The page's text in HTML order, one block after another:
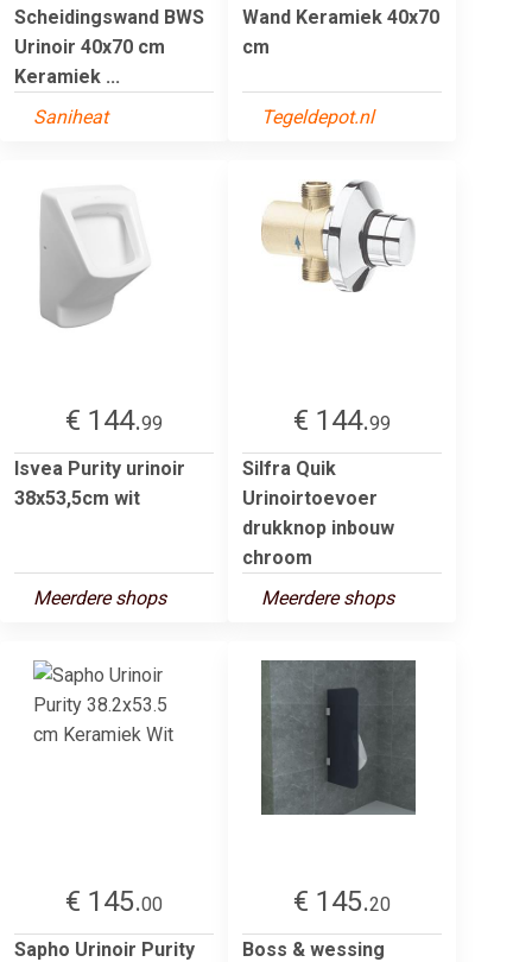
Scheidingswand BWS
Urinoir 40x70 cm
Keramiek ...
Saniheat
Wand Keramiek 40x70
cm
Tegeldepot.nl
€ 144.99
Isvea Purity urinoir
38x53,5cm wit
Meerdere shops
€ 144.99
Silfra Quik
Urinoirtoevoer
drukknop inbouw
chroom
Meerdere shops
€ 145.00
Sapho Urinoir Purity
€ 145.20
Boss & wessing